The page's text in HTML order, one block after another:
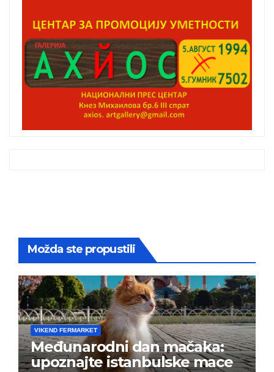
Možda ste propustili
VIKEND FERMARKET
Međunarodni dan mačaka:
upoznajte istanbulske mace